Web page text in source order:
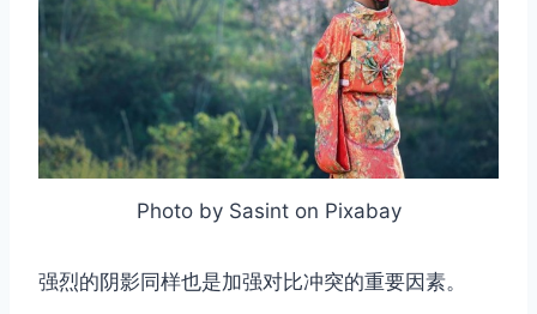
Photo by Sasint on Pixabay
强烈的阴影同样也是加强对比冲突的重要因素。